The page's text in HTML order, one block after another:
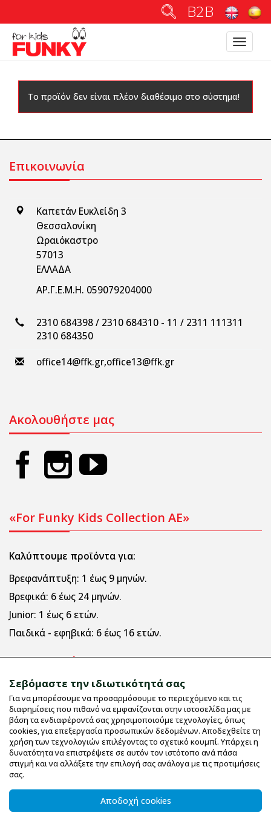
B2B
Toggle
Το προϊόν δεν είναι πλέον διαθέσιμο στο σύστημα!
Επικοινωνία
Καπετάν Ευκλείδη 3
Θεσσαλονίκη
Ωραιόκαστρο
57013
ΕΛΛΑΔΑ
ΑΡ.Γ.Ε.Μ.Η. 059079204000
2310 684398 / 2310 684310 - 11 / 2311 111311
2310 684350
office14@ffk.gr,office13@ffk.gr
Ακολουθήστε μας
«For Funky Kids Collection AE»
Καλύπτουμε προϊόντα για:
Βρεφανάπτυξη: 1 έως 9 μηνών.
Βρεφικά: 6 έως 24 μηνών.
Junior: 1 έως 6 ετών.
Παιδικά - εφηβικά: 6 έως 16 ετών.
Πληροφορίες
Εταιρικό Προφίλ
Όροι χρήσης
Μεγεθολόγιο
Επικοινωνία
UV Protective
Οδηγίες Πλυσίματος
Σεβόμαστε την ιδιωτικότητά σας
Για να μπορέσουμε να προσαρμόσουμε το περιεχόμενο και τις
διαφημίσεις που πιθανό να εμφανίζονται στην ιστοσελίδα μας με
βάση τα ενδιαφέροντά σας χρησιμοποιούμε τεχνολογίες, όπως
cookies, για επεξεργασία προσωπικών δεδομένων. Αποδεχθείτε τη
χρήση των τεχνολογιών επιλέγοντας το σχετικό κουμπί. Υπάρχει η
δυνατότητα να επιστρέψετε σε αυτόν τον ιστότοπο ανά πάσα
στιγμή και να αλλάξετε την επιλογή σας ανάλογα με τις προτιμήσεις
σας.
Αποδοχή cookies